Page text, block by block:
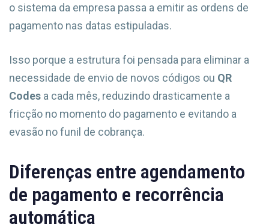
o sistema da empresa passa a emitir as ordens de
pagamento nas datas estipuladas.
Isso porque a estrutura foi pensada para eliminar a
necessidade de envio de novos códigos ou QR
Codes a cada mês, reduzindo drasticamente a
fricção no momento do pagamento e evitando a
evasão no funil de cobrança.
Diferenças entre agendamento
de pagamento e recorrência
automática